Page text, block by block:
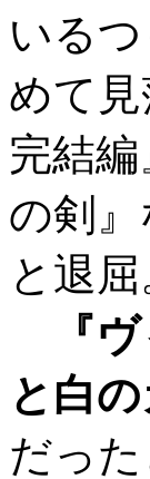
いる
めて見
完結
の剣
と退屈
『
と白の
だっ